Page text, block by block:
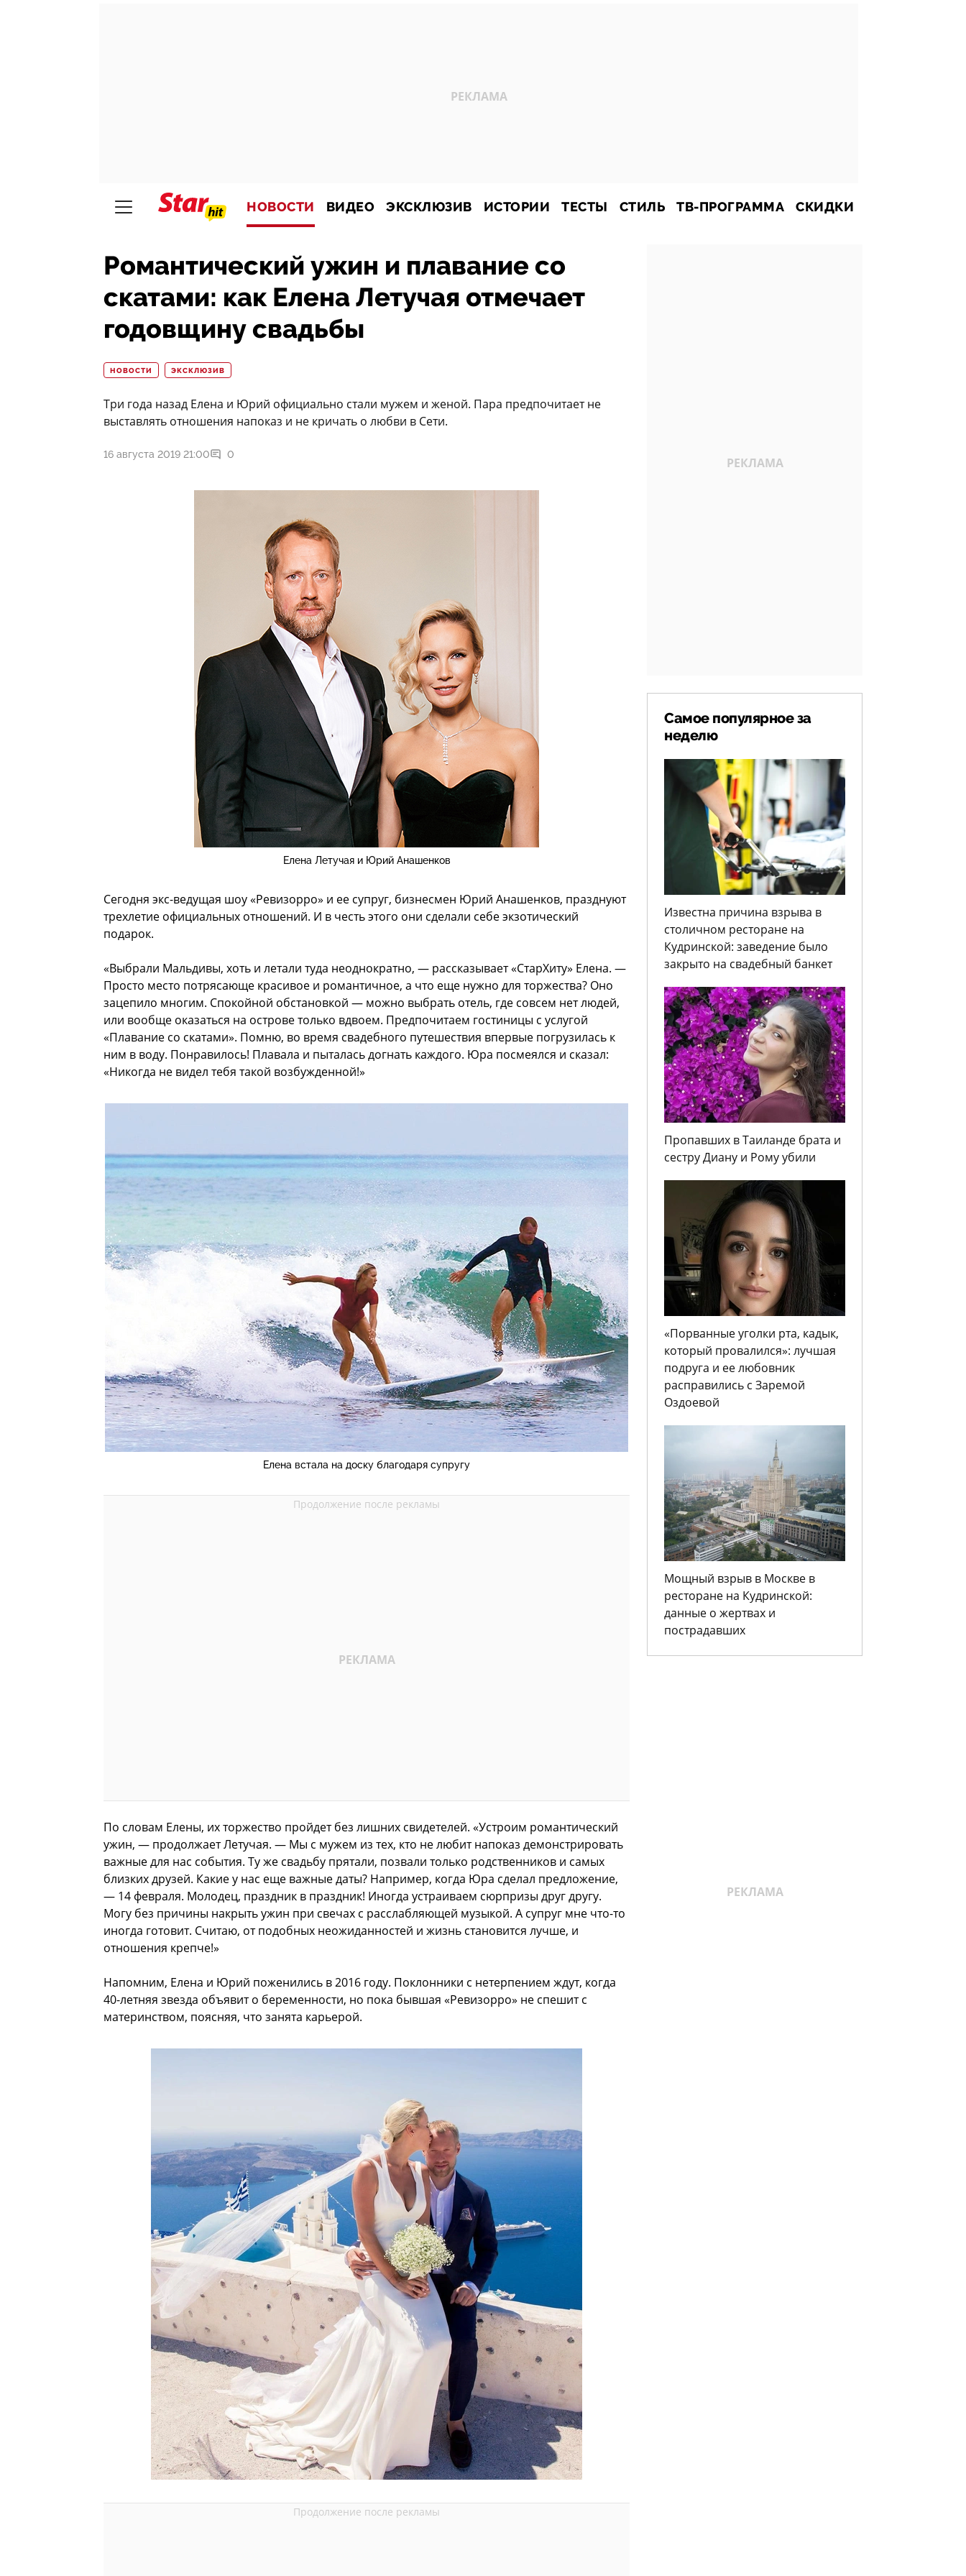
НОВОСТИ ВИДЕО ЭКСКЛЮЗИВ ИСТОРИИ ТЕСТЫ СТИЛЬ ТВ-ПРОГРАММА СКИДКИ
Романтический ужин и плавание со
скатами: как Елена Летучая отмечает
годовщину свадьбы
НОВОСТИ ЭКСКЛЮЗИВ
Три года назад Елена и Юрий официально стали мужем и женой. Пара предпочитает не
выставлять отношения напоказ и не кричать о любви в Сети.
16 августа 2019 21:00 0
Елена Летучая и Юрий Анашенков
Сегодня экс-ведущая шоу «Ревизорро» и ее супруг, бизнесмен Юрий Анашенков, празднуют
трехлетие официальных отношений. И в честь этого они сделали себе экзотический
подарок.
«Выбрали Мальдивы, хоть и летали туда неоднократно, — рассказывает «СтарХиту» Елена. —
Просто место потрясающе красивое и романтичное, а что еще нужно для торжества? Оно
зацепило многим. Спокойной обстановкой — можно выбрать отель, где совсем нет людей,
или вообще оказаться на острове только вдвоем. Предпочитаем гостиницы с услугой
«Плавание со скатами». Помню, во время свадебного путешествия впервые погрузилась к
ним в воду. Понравилось! Плавала и пыталась догнать каждого. Юра посмеялся и сказал:
«Никогда не видел тебя такой возбужденной!»
Елена встала на доску благодаря супругу
По словам Елены, их торжество пройдет без лишних свидетелей. «Устроим романтический
ужин, — продолжает Летучая. — Мы с мужем из тех, кто не любит напоказ демонстрировать
важные для нас события. Ту же свадьбу прятали, позвали только родственников и самых
близких друзей. Какие у нас еще важные даты? Например, когда Юра сделал предложение,
— 14 февраля. Молодец, праздник в праздник! Иногда устраиваем сюрпризы друг другу.
Могу без причины накрыть ужин при свечах с расслабляющей музыкой. А супруг мне что-то
иногда готовит. Считаю, от подобных неожиданностей и жизнь становится лучше, и
отношения крепче!»
Напомним, Елена и Юрий поженились в 2016 году. Поклонники с нетерпением ждут, когда
40-летняя звезда объявит о беременности, но пока бывшая «Ревизорро» не спешит с
материнством, поясняя, что занята карьерой.
Самое популярное за
неделю
Известна причина взрыва в
столичном ресторане на
Кудринской: заведение было
закрыто на свадебный банкет
Пропавших в Таиланде брата и
сестру Диану и Рому убили
«Порванные уголки рта, кадык,
который провалился»: лучшая
подруга и ее любовник
расправились с Заремой
Оздоевой
Мощный взрыв в Москве в
ресторане на Кудринской:
данные о жертвах и
пострадавших